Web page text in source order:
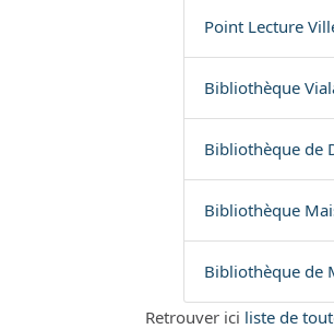
Point Lecture
Bibliothèque
Bibliothèque de
Bibliothèque
Bibliothèque de
Retrouver ici liste de